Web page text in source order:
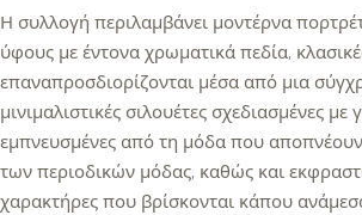
Η συλλογή περιλαμβάνει μοντέρνα
ύφους με έντονα χρωματικά πεδία,
επαναπροσδιορίζονται μέσα από μια
μινιμαλιστικές σιλουέτες σχεδιασμένες
εμπνευσμένες από τη μόδα που
των περιοδικών μόδας, καθώς και
χαρακτήρες που βρίσκονται κάπου